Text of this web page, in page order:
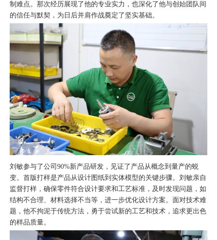
制难点。那次经历展现了他的专业实力，也深化了他与创始团队间
的信任与默契，为日后并肩作战奠定了坚实基础。
刘敏参与了公司90%新产品研发，见证了产品从概念到量产的蜕
变。首版打样是产品从设计图纸到实体模型的关键步骤。刘敏亲自
监督打样，确保零件符合设计要求和工艺标准，及时发现问题，如
结构不合理、材料选择不当等，进一步优化设计方案。面对技术难
题，他不拘泥于传统方法，勇于尝试新的工艺和技术，追求更出色
的样品质量。